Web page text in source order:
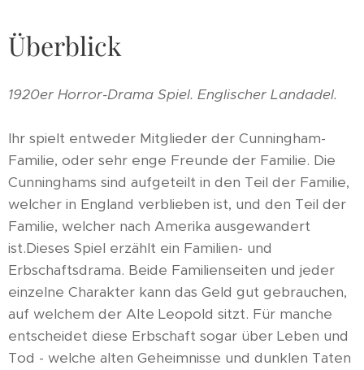
Überblick
1920er Horror-Drama Spiel. Englischer Landadel.
Ihr spielt entweder Mitglieder der Cunningham-
Familie, oder sehr enge Freunde der Familie. Die
Cunninghams sind aufgeteilt in den Teil der Familie,
welcher in England verblieben ist, und den Teil der
Familie, welcher nach Amerika ausgewandert
ist.Dieses Spiel erzählt ein Familien- und
Erbschaftsdrama. Beide Familienseiten und jeder
einzelne Charakter kann das Geld gut gebrauchen,
auf welchem der Alte Leopold sitzt. Für manche
entscheidet diese Erbschaft sogar über Leben und
Tod - welche alten Geheimnisse und dunklen Taten